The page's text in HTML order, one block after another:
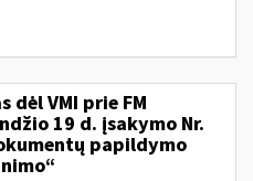
dėl VMI prie FM
19 d. įsakymo Nr.
papildymo